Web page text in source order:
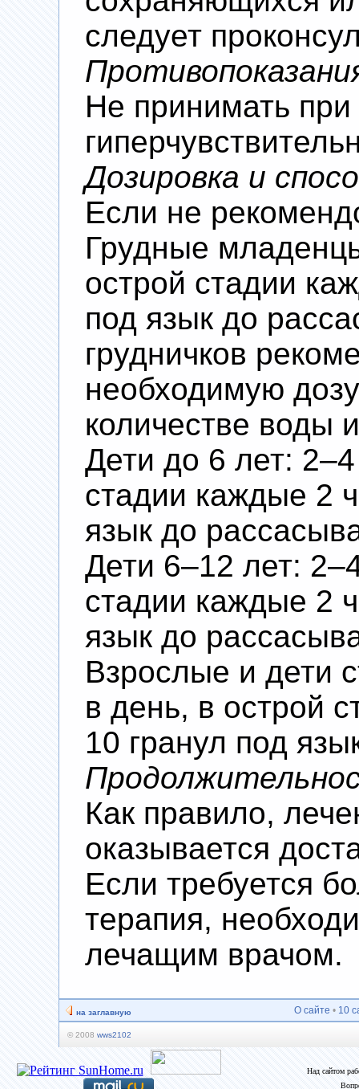
следует
Не принимать при
Дозировка и
Если не
Грудные
острой стадии
под язык до
грудничков
необходимую
количестве воды
Дети до 6 лет:
стадии каждые 2
язык до
Дети 6–12 лет:
стадии каждые 2
язык до
Взрослые и дети
в день, в острой
10 гранул под
Как правило,
оказывается
Если требуется
терапия,
лечащим врачом.
на заглавную О сайте • 10
© 2008 wws2102
Над сайтом